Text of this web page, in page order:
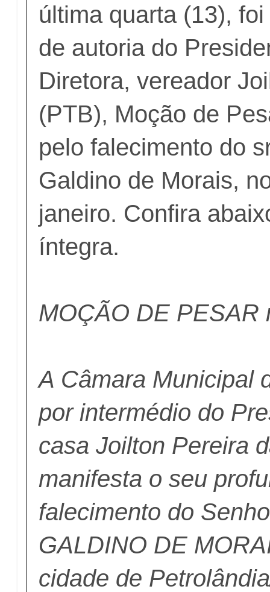
última quarta (13),
de autoria do
Diretora, vereador
(PTB), Moção de
pelo falecimento do
Galdino de Morais,
janeiro. Confira
íntegra.
MOÇÃO DE PESAR
A Câmara Municipal
por intermédio do
casa Joilton Pereira
manifesta o seu
falecimento do
GALDINO DE
cidade de